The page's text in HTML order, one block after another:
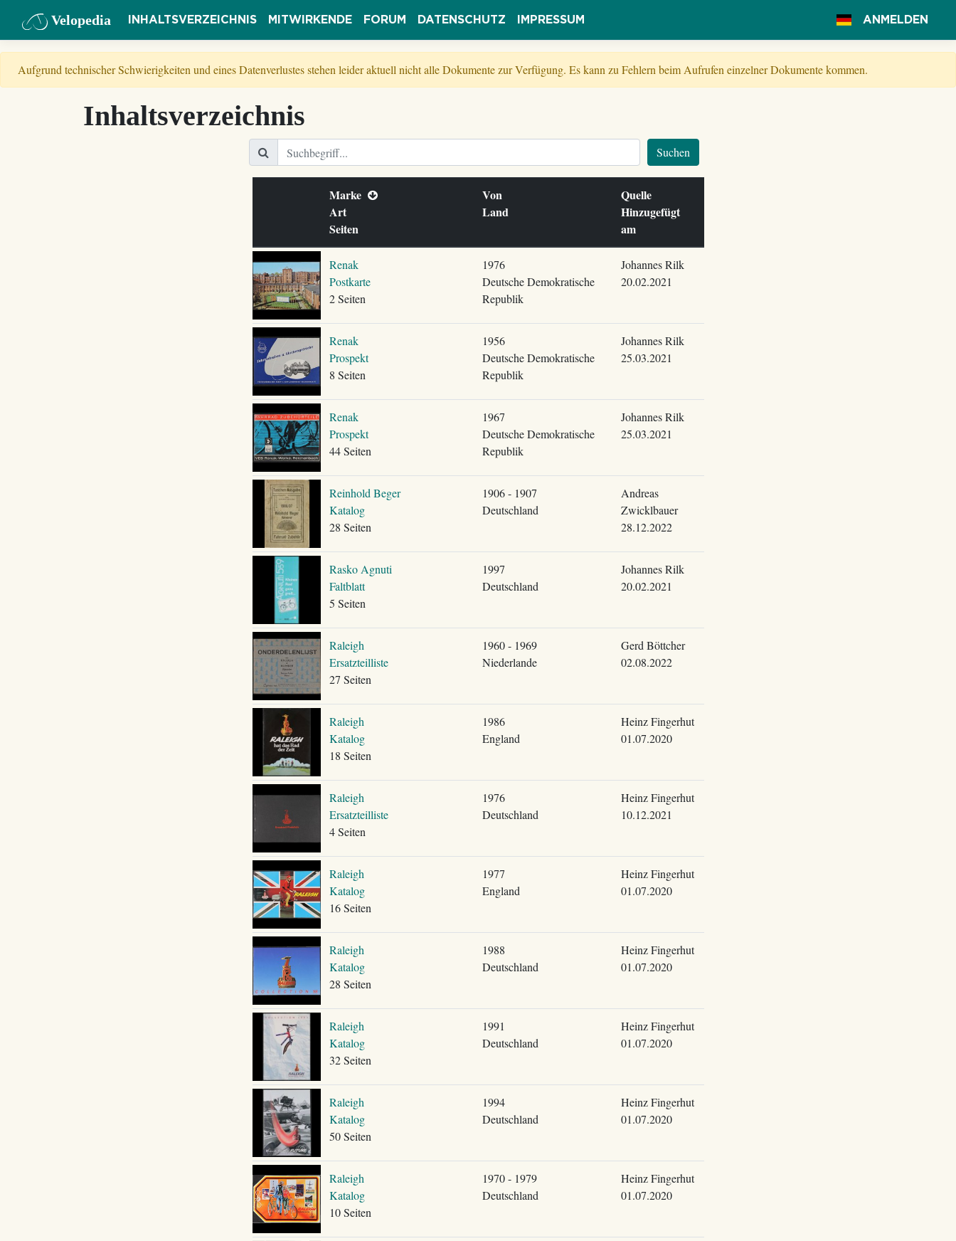
Velopedia INHALTSVERZEICHNIS MITWIRKENDE FORUM DATENSCHUTZ IMPRESSUM ANMELDEN
Aufgrund technischer Schwierigkeiten und eines Datenverlustes stehen leider aktuell nicht alle Dokumente zur Verfügung. Es kann zu Fehlern beim Aufrufen einzelner Dokumente kommen.
Inhaltsverzeichnis
Suchen
Marke
Art
Seiten
Von
Land
Quelle
Hinzugefügt
am
Renak
Postkarte
2 Seiten
1976
Deutsche Demokratische
Republik
Johannes Rilk
20.02.2021
Renak
Prospekt
8 Seiten
1956
Deutsche Demokratische
Republik
Johannes Rilk
25.03.2021
Renak
Prospekt
44 Seiten
1967
Deutsche Demokratische
Republik
Johannes Rilk
25.03.2021
Reinhold Beger
Katalog
28 Seiten
1906 - 1907
Deutschland
Andreas
Zwicklbauer
28.12.2022
Rasko Agnuti
Faltblatt
5 Seiten
1997
Deutschland
Johannes Rilk
20.02.2021
Raleigh
Ersatzteilliste
27 Seiten
1960 - 1969
Niederlande
Gerd Böttcher
02.08.2022
Raleigh
Katalog
18 Seiten
1986
England
Heinz Fingerhut
01.07.2020
Raleigh
Ersatzteilliste
4 Seiten
1976
Deutschland
Heinz Fingerhut
10.12.2021
Raleigh
Katalog
16 Seiten
1977
England
Heinz Fingerhut
01.07.2020
Raleigh
Katalog
28 Seiten
1988
Deutschland
Heinz Fingerhut
01.07.2020
Raleigh
Katalog
32 Seiten
1991
Deutschland
Heinz Fingerhut
01.07.2020
Raleigh
Katalog
50 Seiten
1994
Deutschland
Heinz Fingerhut
01.07.2020
Raleigh
Katalog
10 Seiten
1970 - 1979
Deutschland
Heinz Fingerhut
01.07.2020